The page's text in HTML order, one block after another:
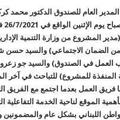
العام للصندوق الدكتور محمد
المشروع من وزارة التنمية
الضمان الاجتماعي) والسيد حسن
العمل في الصندوق) والسيد جو
المنفذة للمشروع) للتباحث في آخر
فريق العمل بعدما اجتمع مع الفريق
الموقع لناحية الخدمة التفاعلية
اللبناني بشكل عام والمضمونين